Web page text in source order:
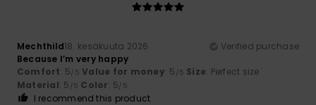
Mechthild18. kesäkuuta 2026
Verified purchase
Because I’m very happy
Comfort: 5/5 Value for money: 5 /5 Size: Perfect size
Material: 5 /5 Color: 5/5
I recommend this product